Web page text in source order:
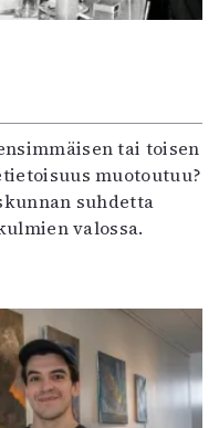
tai toisen
muotoutuu?
suhdetta
valossa.